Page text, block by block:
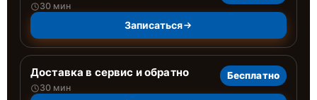
30 мин
Записаться
Доставка в сервис и обратно
30 мин
Бесплатно